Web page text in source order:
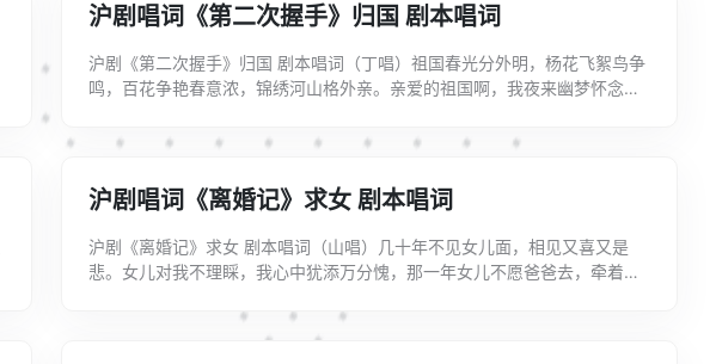
沪剧唱词《第二次握手》归国 剧本唱词
沪剧《第二次握手》归国 剧本唱词（丁唱）祖国春光分外明，杨花飞絮鸟争
鸣，百花争艳春意浓，锦绣河山格外亲。亲爱的祖国啊，我夜来幽梦怀念
机...
沪剧唱词《离婚记》求女 剧本唱词
沪剧《离婚记》求女 剧本唱词（山唱）几十年不见女儿面，相见又喜又是
悲。女儿对我不理睬，我心中犹添万分愧，那一年女儿不愿爸爸去，牵着我